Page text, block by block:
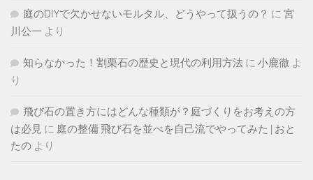
庭のDIYで欠かせないモルタル、どうやって扱うの？ に 宮
川公一 より
知らなかった！割栗石の歴史と現代の利用方法 に 小鹿徹 よ
り
飛び石の置き方にはどんな種類が？庭づくりをお考えの方
は必見 に 庭の整備 飛び石を並べを自己流でやってみた | おと
たの より